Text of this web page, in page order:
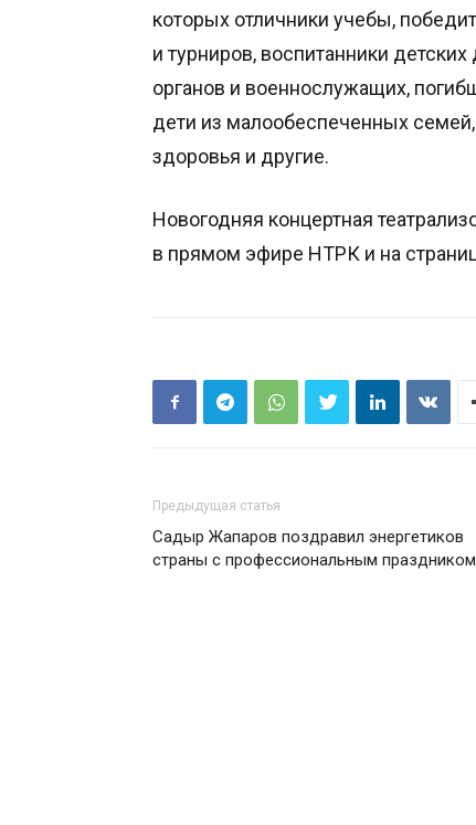
которых отличники учебы,
и турниров, воспитанники
органов и военнослужащих,
дети из малообеспеченных
здоровья и другие.
Новогодняя концертная
в прямом эфире НТРК и на
Предыдущая статья
Садыр Жапаров поздравил энергетиков
страны с профессиональным праздником